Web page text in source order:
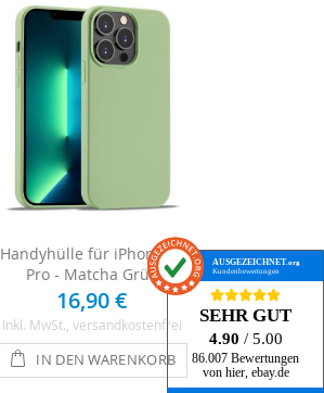
Handyhülle für iPhone 13
Pro - Matcha Grün
16,90 €
Inkl. MwSt. , versandkostenfrei
IN DEN WARENKORB
AUSGEZEICHNET.org
Kundenbewertungen
SEHR GUT
4.90 / 5.00
86.007 Bewertungen
von hier, ebay.de